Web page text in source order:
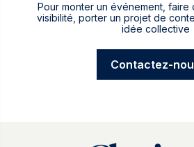
Pour monter un événement,
visibilité, porter un projet de
idée collective
Contactez-